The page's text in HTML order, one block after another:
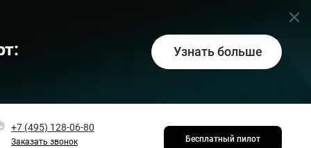
Узнать больше
+7 (495) 128-06-80
Заказать звонок Бесплатный пилот